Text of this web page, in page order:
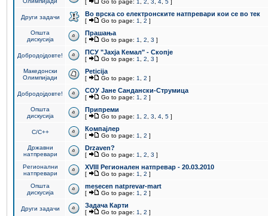
[ Go to page: 1 2 3 4 5 ]
Други задачи Во врска со електронските натпревари кои се во тек
[ Go to page: 1 2 ]
Општа
дискусија
Прашања
[ Go to page: 1 2 3 ]
Добродојдовте! ПCУ "Јахја Кемал" - Скопје
[ Go to page: 1 2 3 ]
Македонски
Олимпијади
Peticija
[ Go to page: 1 2 ]
Добродојдовте! СОУ Јане Сандански-Струмица
[ Go to page: 1 2 ]
Општа
дискусија
Припреми
[ Go to page: 1 2 3 4 5 ]
C/C++ Компајлер
[ Go to page: 1 2 ]
Државни
натпревари
Drzaven?
[ Go to page: 1 2 3 ]
Регионални
натпревари
XVIII Регионален натпревар - 20.03.2010
[ Go to page: 1 2 ]
Општа
дискусија
mesecen natprevar-mart
[ Go to page: 1 2 ]
Други задачи Задача Карти
[ Go to page: 1 2 ]